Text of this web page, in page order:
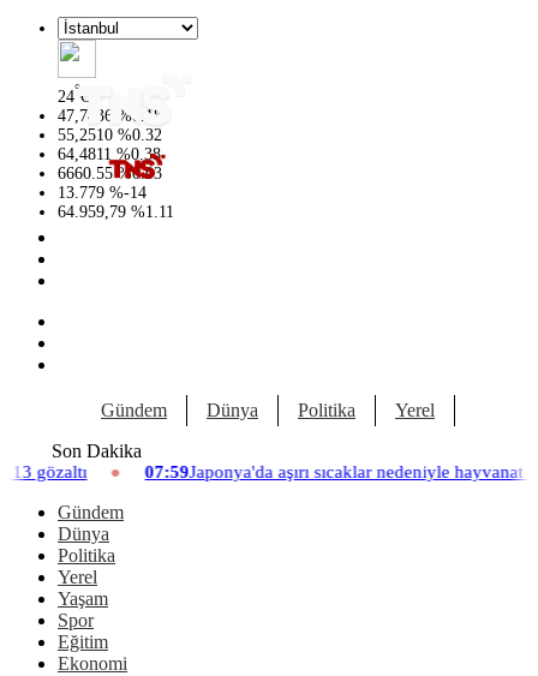
24°C
47,7436 %0.18
55,2510 %0.32
64,4811 %0.38
6660.55 %0.03
13.779 %-14
64.959,79 %1.11
Gündem Dünya Politika Yerel
Son Dakika
Japonya'da aşırı sıcaklar nedeniyle hayvanat bahçesinde üç aslan
Gündem
Dünya
Politika
Yerel
Yaşam
Spor
Eğitim
Ekonomi